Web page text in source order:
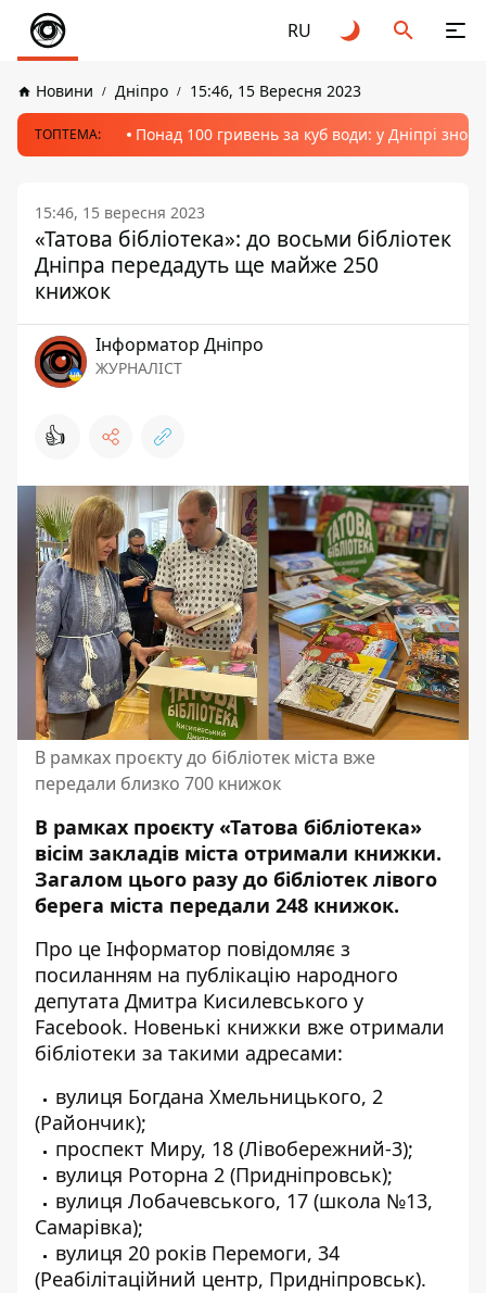
RU
Новини Дніпро 15:46, 15 Вересня 2023
ТОПТЕМА: Понад 100 гривень за куб води: у Дніпрі
15:46, 15 вересня 2023
«Татова бібліотека»: до восьми бібліотек
Дніпра передадуть ще майже 250
книжок
Інформатор Дніпро
ЖУРНАЛІСТ
👍
В рамках проєкту до бібліотек міста вже
передали близко 700 книжок
В рамках проєкту «Татова бібліотека»
вісім закладів міста отримали книжки.
Загалом цього разу до бібліотек лівого
берега міста передали 248 книжок.
Про це Інформатор повідомляє з
посиланням на публікацію народного
депутата Дмитра Кисилевського у
Facebook. Новенькі книжки вже отримали
бібліотеки за такими адресами:
вулиця Богдана Хмельницького, 2
(Райончик);
проспект Миру, 18 (Лівобережний-3);
вулиця Роторна 2 (Придніпровськ);
вулиця Лобачевського, 17 (школа №13,
Самарівка);
вулиця 20 років Перемоги, 34
(Реабілітаційний центр, Придніпровськ).